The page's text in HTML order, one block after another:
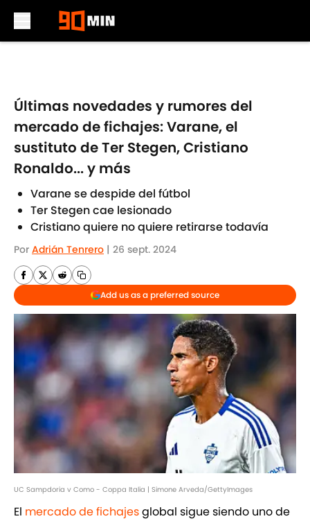
Últimas novedades y rumores del
mercado de fichajes: Varane, el
sustituto de Ter Stegen, Cristiano
Ronaldo... y más
Varane se despide del fútbol
Ter Stegen cae lesionado
Cristiano quiere no quiere retirarse todavía
Por Adrián Tenrero | 26 sept. 2024
Add us as a preferred source
UC Sampdoria v Como - Coppa Italia | Simone Arveda/GettyImages
El mercado de fichajesglobal sigue siendo uno de